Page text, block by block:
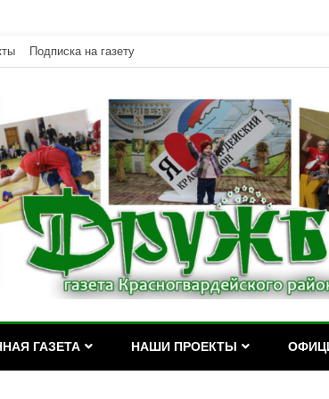
Подписка на газету
ГАЗЕТА НАШИ ПРОЕКТЫ